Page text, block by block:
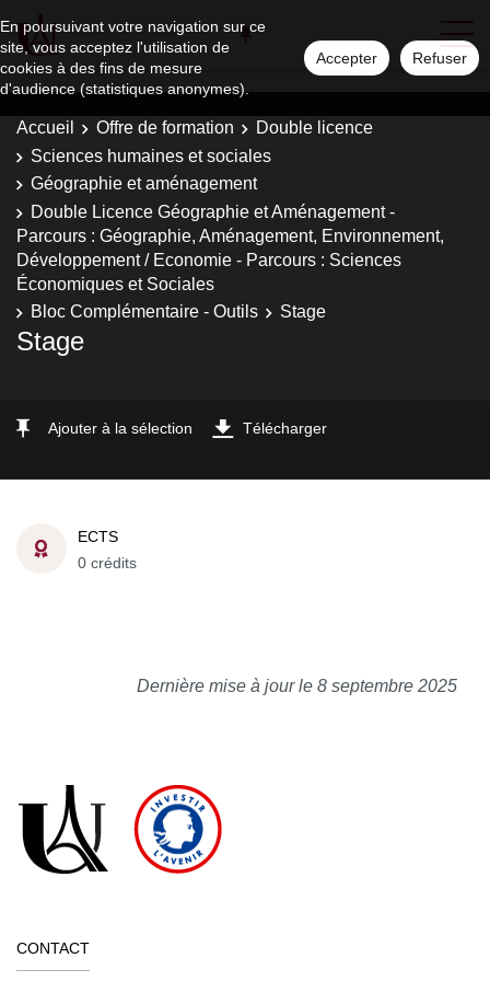
En poursuivant votre navigation sur ce
site, vous acceptez l'utilisation de
cookies à des fins de mesure
d'audience (statistiques anonymes).
Accepter Refuser
Accueil Offre de formation
Double licence
Sciences humaines et sociales
Géographie et aménagement
Double Licence Géographie et Aménagement -
Parcours : Géographie, Aménagement, Environnement,
Développement / Economie - Parcours : Sciences
Économiques et Sociales
Bloc Complémentaire - Outils
Stage
Stage
Ajouter à la sélection Télécharger
ECTS
0 crédits
Dernière mise à jour le 8 septembre 2025
CONTACT